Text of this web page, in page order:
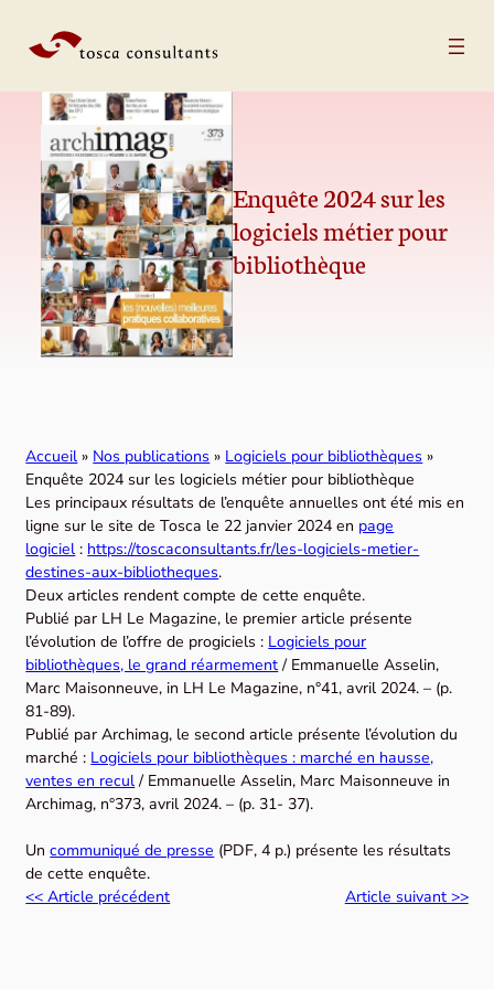
Enquête 2024 sur les
logiciels métier pour
bibliothèque
Accueil » Nos publications » Logiciels pour bibliothèques »
Enquête 2024 sur les logiciels métier pour bibliothèque
Les principaux résultats de l’enquête annuelles ont été mis en
ligne sur le site de Tosca le 22 janvier 2024 en page
logiciel : https://toscaconsultants.fr/les-logiciels-metier-
destines-aux-bibliotheques.
Deux articles rendent compte de cette enquête.
Publié par LH Le Magazine, le premier article présente
l’évolution de l’offre de progiciels : Logiciels pour
bibliothèques, le grand réarmement/ Emmanuelle Asselin,
Marc Maisonneuve, in LH Le Magazine, n°41, avril 2024. – (p.
81-89).
Publié par Archimag, le second article présente l’évolution du
marché : Logiciels pour bibliothèques : marché en hausse,
ventes en recul/ Emmanuelle Asselin, Marc Maisonneuve in
Archimag, n°373, avril 2024. – (p. 31- 37).
Uncommuniqué de presse (PDF, 4 p.) présente les résultats
de cette enquête.
<< Article précédent
Article suivant >>